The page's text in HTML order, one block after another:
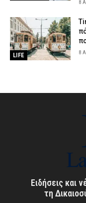
8
LIFE 8
Ειδήσεις και
τη